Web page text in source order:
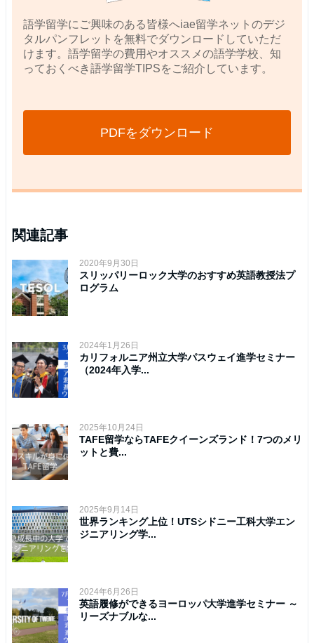
語学留学にご興味のある皆様へiae留学ネットのデジ
タルパンフレットを無料でダウンロードしていただ
けます。語学留学の費用やオススメの語学学校、知
っておくべき語学留学TIPSをご紹介しています。
PDFをダウンロード
関連記事
2020年9月30日
スリッパリーロック大学のおすすめ英語教授法プ
ログラム
2024年1月26日
カリフォルニア州立大学パスウェイ進学セミナー
（2024年入学...
2025年10月24日
TAFE留学ならTAFEクイーンズランド！7つのメリ
ットと費...
2025年9月14日
世界ランキング上位！UTSシドニー工科大学エン
ジニアリング学...
2024年6月26日
英語履修ができるヨーロッパ大学進学セミナー ～
リーズナブルな...